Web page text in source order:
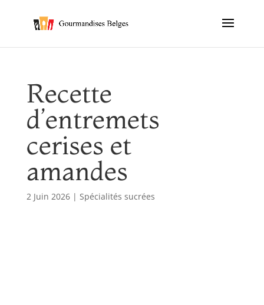
Recette
d’entremets
cerises et
amandes
2 Juin 2026| Spécialités sucrées